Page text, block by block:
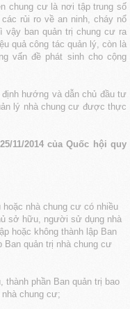
chung cư là nơi tập trung số
rủi ro về an ninh, cháy nổ
ban quản trị chung cư ra
quả công tác quản lý, còn là
vấn đề phát sinh cho cộng
hướng và dẫn chủ đầu tư
lý nhà chung cư được thực
11/2014 của Quốc hội quy
nhà chung cư có nhiều
sở hữu, người sử dụng nhà
hoặc không thành lập Ban
quản trị nhà chung cư
phần Ban quản trị bao
chung cư;